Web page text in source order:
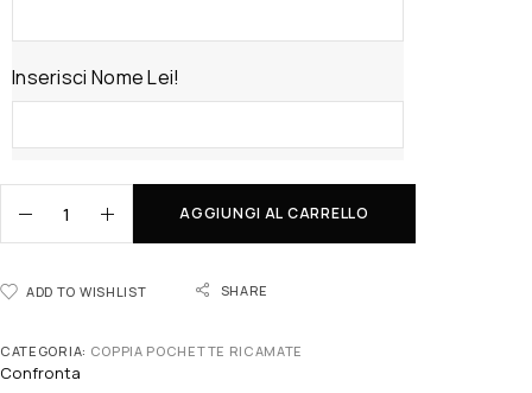
Inserisci Nome Lei!
AGGIUNGI AL CARRELLO
ADD TO WISHLIST SHARE
CATEGORIA: COPPIA POCHETTE RICAMATE
Confronta